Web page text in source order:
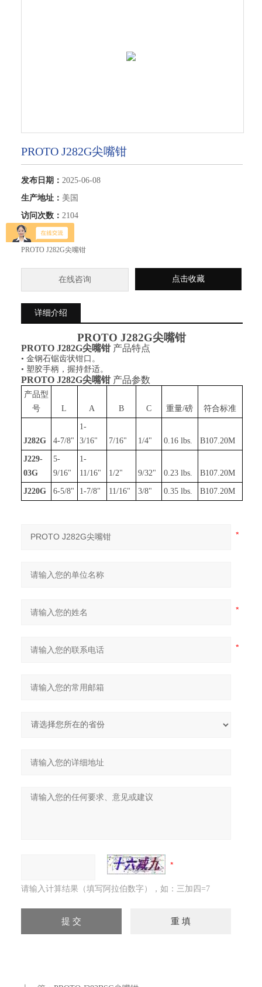
PROTO J282G尖嘴钳
发布日期： 2025-06-08
生产地址： 美国
访问次数： 2104
简要描述：
PROTO J282G尖嘴钳
在线咨询 点击收藏
详细介绍
PROTOJ282G尖嘴钳
PROTO J282G尖嘴钳 产品特点
• 金钢石锯齿状钳口。
• 塑胶手柄，握持舒适。
PROTO J282G尖嘴钳 产品参数
产品型
号
L A B C 重量/磅 符合标准
J282G 4-7/8"
1-
3/16"
7/16" 1/4" 0.16 lbs. B107.20M
J229-
03G
5-
9/16"
1-
11/16"
1/2" 9/32" 0.23 lbs. B107.20M
J220G 6-5/8" 1-7/8" 11/16" 3/8" 0.35 lbs. B107.20M
请输入计算结果（填写阿拉伯数字），如：三加四=7